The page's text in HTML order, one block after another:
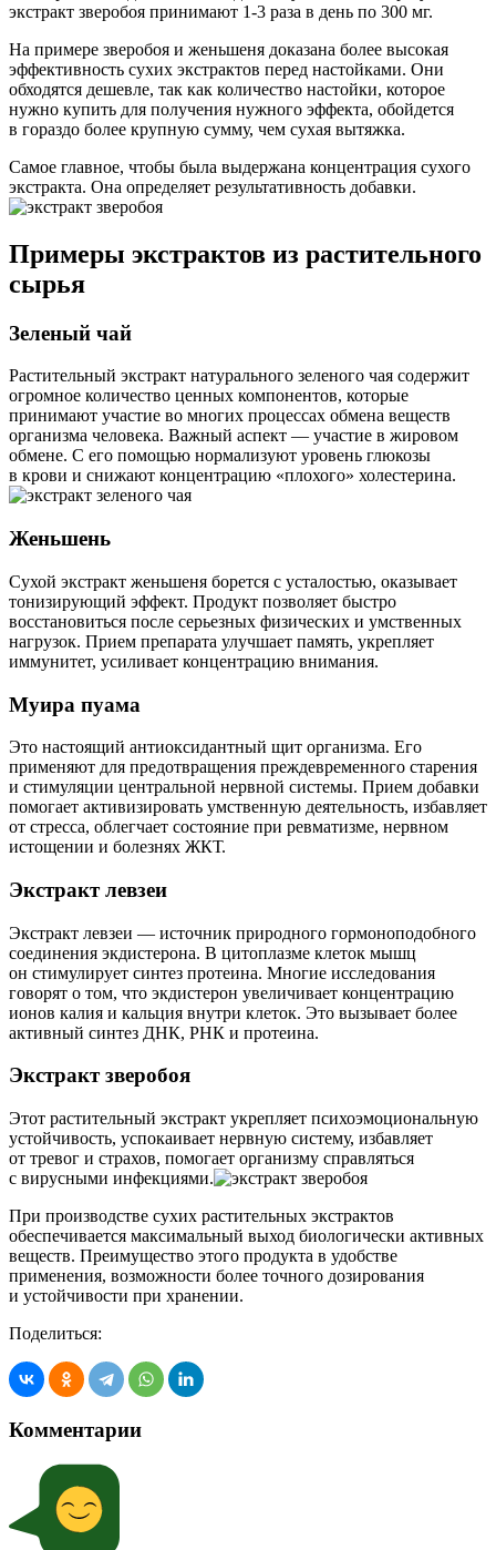
экстракт зверобоя принимают 1-3 раза в день по 300 мг.
На примере зверобоя и женьшеня доказана более высокая
эффективность сухих экстрактов перед настойками. Они
обходятся дешевле, так как количество настойки, которое
нужно купить для получения нужного эффекта, обойдется
в гораздо более крупную сумму, чем сухая вытяжка.
Самое главное, чтобы была выдержана концентрация сухого
экстракта. Она определяет результативность добавки.
Примеры экстрактов из растительного
сырья
Зеленый чай
Растительный экстракт натурального зеленого чая содержит
огромное количество ценных компонентов, которые
принимают участие во многих процессах обмена веществ
организма человека. Важный аспект — участие в жировом
обмене. С его помощью нормализуют уровень глюкозы
в крови и снижают концентрацию «плохого» холестерина.
Женьшень
Сухой экстракт женьшеня борется с усталостью, оказывает
тонизирующий эффект. Продукт позволяет быстро
восстановиться после серьезных физических и умственных
нагрузок. Прием препарата улучшает память, укрепляет
иммунитет, усиливает концентрацию внимания.
Муира пуама
Это настоящий антиоксидантный щит организма. Его
применяют для предотвращения преждевременного старения
и стимуляции центральной нервной системы. Прием добавки
помогает активизировать умственную деятельность, избавляет
от стресса, облегчает состояние при ревматизме, нервном
истощении и болезнях ЖКТ.
Экстракт левзеи
Экстракт левзеи — источник природного гормоноподобного
соединения экдистерона. В цитоплазме клеток мышц
он стимулирует синтез протеина. Многие исследования
говорят о том, что экдистерон увеличивает концентрацию
ионов калия и кальция внутри клеток. Это вызывает более
активный синтез ДНК, РНК и протеина.
Экстракт зверобоя
Этот растительный экстракт укрепляет психоэмоциональную
устойчивость, успокаивает нервную систему, избавляет
от тревог и страхов, помогает организму справляться
с вирусными инфекциями.
При производстве сухих растительных экстрактов
обеспечивается максимальный выход биологически активных
веществ. Преимущество этого продукта в удобстве
применения, возможности более точного дозирования
и устойчивости при хранении.
Поделиться:
Комментарии